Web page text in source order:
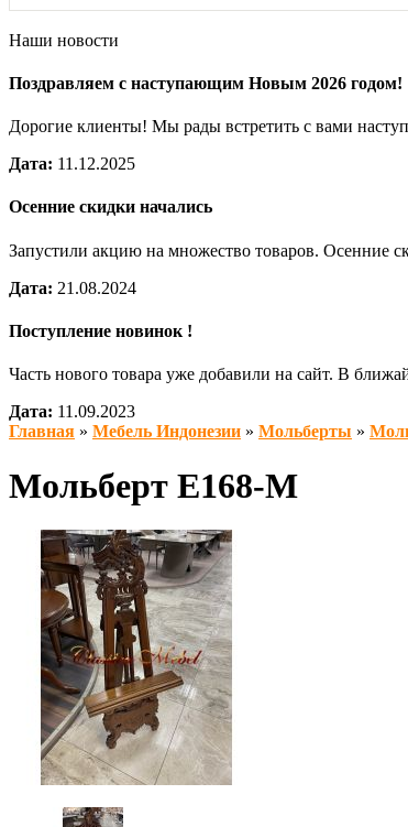
Наши новости
Поздравляем с наступающим Новым 2026 годом!
Дорогие клиенты! Мы рады встретить с вами
Дата: 11.12.2025
Осенние скидки начались
Запустили акцию на множество товаров. Осенние
Дата: 21.08.2024
Поступление новинок !
Часть нового товара уже добавили на сайт. В
Дата: 11.09.2023
Главная » Мебель Индонезии » Мольберты »
Мольберт E168-M